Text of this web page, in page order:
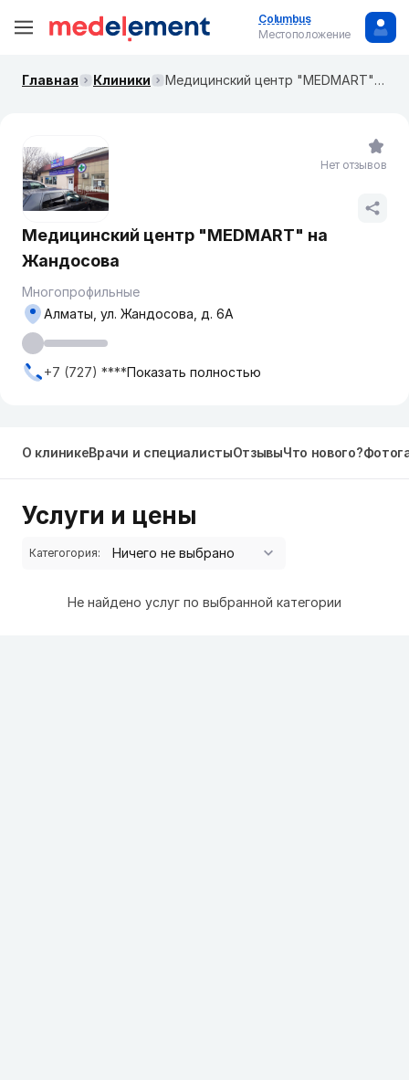
Columbus
Местоположение
Главная Клиники Медицинский центр "MEDMART" на Жандосова
Медицинский центр "MEDMART" на
Жандосова
Многопрофильные
Алматы, ул. Жандосова, д. 6А
+7 (727) ****Показать полностью
Нет отзывов
О клиникеВрачи и специалистыОтзывыЧто нового?
Услуги и цены
Категогория:
Не найдено услуг по выбранной категории